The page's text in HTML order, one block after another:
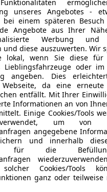
unseres Angebotes -
bei einem späteren Besuch
Angebote aus Ihrer
Werbung und
und diese auszuwerten. Wir
lokal, wenn Sie diese für
Lieblingsfahrzeuge oder
angeben. Dies
da eine erneute
entfällt. Mit Ihrer
Informationen an von
Einige Cookies/Tools
verwendet, um von
angegebene
und innerhalb
für die
solcher Cookies/Tools
ganz oder
eines